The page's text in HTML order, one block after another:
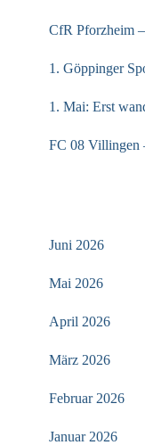
CfR Pforzheim
1. Göppinger
1. Mai: Erst
FC 08 Villingen
Juni 2026
Mai 2026
April 2026
März 2026
Februar 2026
Januar 2026